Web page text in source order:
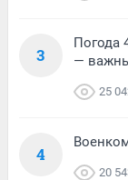
3
Погода
—
25
4
20